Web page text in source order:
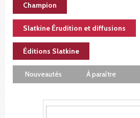
Champion
Slatkine Érudition et diffusions
Éditions Slatkine
Nouveautés À paraître